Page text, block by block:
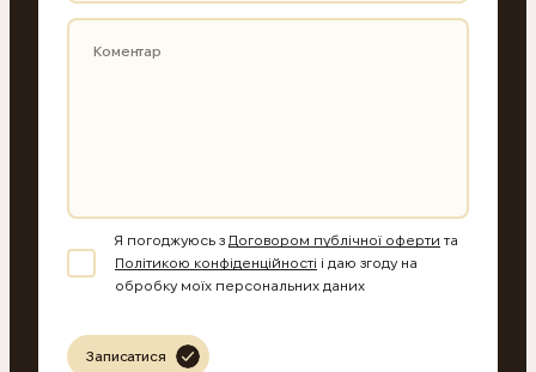
Я погоджуюсь з Договором публічної оферти та
Політикою конфіденційності і даю згоду на
обробку моїх персональних даних
Записатися